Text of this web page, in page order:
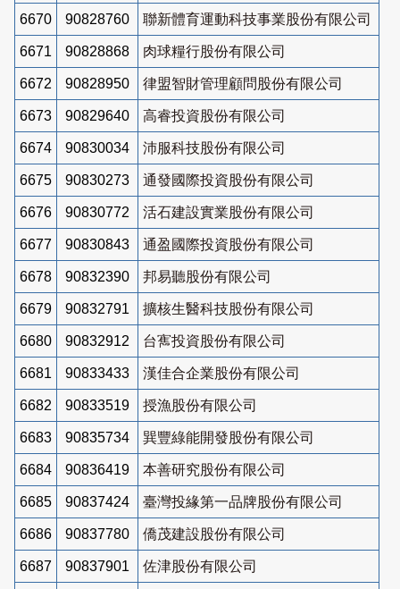
6670 90828760 聯新體育運動科技事業股份有限公司
6671 90828868 肉球糧行股份有限公司
6672 90828950 律盟智財管理顧問股份有限公司
6673 90829640 高睿投資股份有限公司
6674 90830034 沛服科技股份有限公司
6675 90830273 通發國際投資股份有限公司
6676 90830772 活石建設實業股份有限公司
6677 90830843 通盈國際投資股份有限公司
6678 90832390 邦易聽股份有限公司
6679 90832791 擴核生醫科技股份有限公司
6680 90832912 台寯投資股份有限公司
6681 90833433 漢佳合企業股份有限公司
6682 90833519 授漁股份有限公司
6683 90835734 巽豐綠能開發股份有限公司
6684 90836419 本善研究股份有限公司
6685 90837424 臺灣投緣第一品牌股份有限公司
6686 90837780 僑茂建設股份有限公司
6687 90837901 佐津股份有限公司